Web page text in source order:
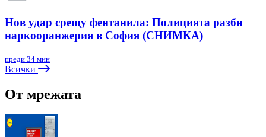
Нов удар срещу фентанила: Полицията разби
наркооранжерия в София (СНИМКА)
преди 34 мин
Всички
От мрежата